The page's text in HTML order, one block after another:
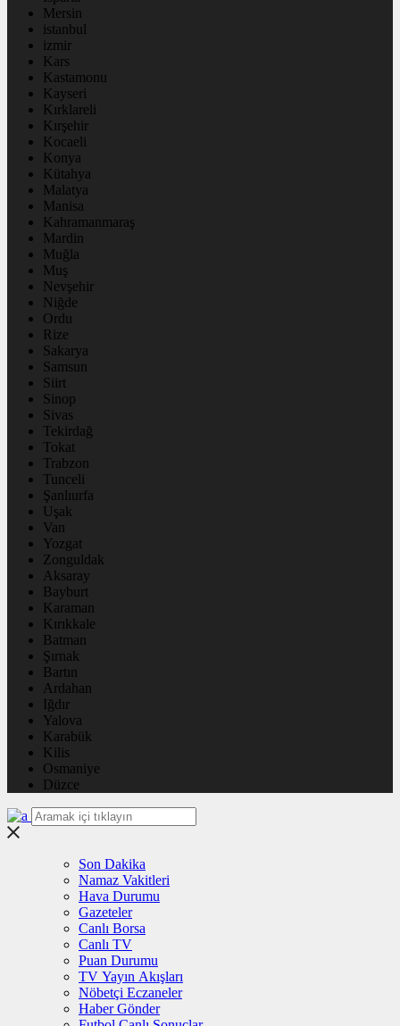
Mersin
istanbul
izmir
Kars
Kastamonu
Kayseri
Kırklareli
Kırşehir
Kocaeli
Konya
Kütahya
Malatya
Manisa
Kahramanmaraş
Mardin
Muğla
Muş
Nevşehir
Niğde
Ordu
Rize
Sakarya
Samsun
Siirt
Sinop
Sivas
Tekirdağ
Tokat
Trabzon
Tunceli
Şanlıurfa
Uşak
Van
Yozgat
Zonguldak
Aksaray
Bayburt
Karaman
Kırıkkale
Batman
Şırnak
Bartın
Ardahan
Iğdır
Yalova
Karabük
Kilis
Osmaniye
Düzce
Son Dakika
Namaz Vakitleri
Hava Durumu
Gazeteler
Canlı Borsa
Canlı TV
Puan Durumu
TV Yayın Akışları
Nöbetçi Eczaneler
Haber Gönder